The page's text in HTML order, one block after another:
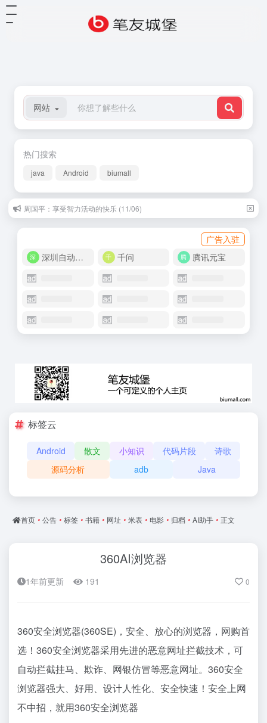
网站
热门搜索
java Android biumall
周国平：享受智力活动的快乐 (11/06)
广告入驻
深圳自动化商城
千问 腾讯元宝
标签云
Android 散文 小知识 代码片段
诗歌
源码分析
adb Java
首页 • 公告 • 标签 • 书籍 • 网址 • 米表 • 电影 • 归档 • AI助手 • 正文
360AI浏览器
1年前更新 191 0
360安全浏览器(360SE)，安全、放心的浏览器，网购首
选！360安全浏览器采用先进的恶意网址拦截技术，可
自动拦截挂马、欺诈、网银仿冒等恶意网址。360安全
浏览器强大、好用、设计人性化、安全快速！安全上网
不中招，就用360安全浏览器